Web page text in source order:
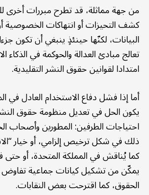
من جهة مماثلة، قد تطرح مبررات أخرى
كشف التحيزات أو انتهاكات الخصوصية
البيانات، لكنّها حينئذٍ ينبغي أن تكون
تعالج مبادئ العدالة والحوكمة في الذكاء
امتدادا لقوانين حقوق النشر التقليدية.
أما إذا فشل دفاع الاستخدام العادل في
يكون الحل في تعديل منظومة حقوق
احتياجات الطرفين: المطورين وأصحاب
ذلك في شكل ترخيص إلزامي، أو خيار
كما يُناقش في المملكة المتحدة، أو
يمكّن من تشكيل كيانات جماعية
الحقوق، كما اقترحت بعض النقابات.